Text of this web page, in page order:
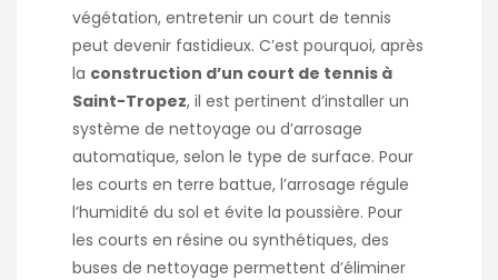
végétation, entretenir un court de tennis
peut devenir fastidieux. C’est pourquoi, après
la construction d’un court de tennis à
Saint-Tropez, il est pertinent d’installer un
système de nettoyage ou d’arrosage
automatique, selon le type de surface. Pour
les courts en terre battue, l’arrosage régule
l’humidité du sol et évite la poussière. Pour
les courts en résine ou synthétiques, des
buses de nettoyage permettent d’éliminer